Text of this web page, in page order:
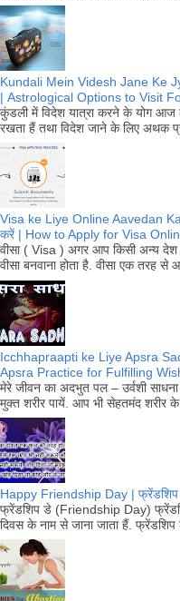
Kundali Mein Videsh Jane Ke
| Astrological Options to Visit
कुंडली में विदेश यात्रा करने के योग आज
रखता हैं तथा विदेश जाने के लिए अथक
Visa ke Liye Online Aavedan
करें | How to Apply for Visa
वीसा ( Visa ) अगर आप किसी अन्य देश
वीसा बनवाना होता है. वीसा एक तरह से
Icchhapraapti ke Liye Apsra
Apsra Practice for Fulfilling
मेरे जीवन का अदभुत पल – उर्वशी
मुक्त शरीर पायें. आप भी सेहतमंद शरीर के
Happy Friendship Day | फ्रेंडशिप डे
फ्रेंडशिप डे (Friendship Day)
दिवस के नाम से जाना जाता हैं. फ्रेंडशिप